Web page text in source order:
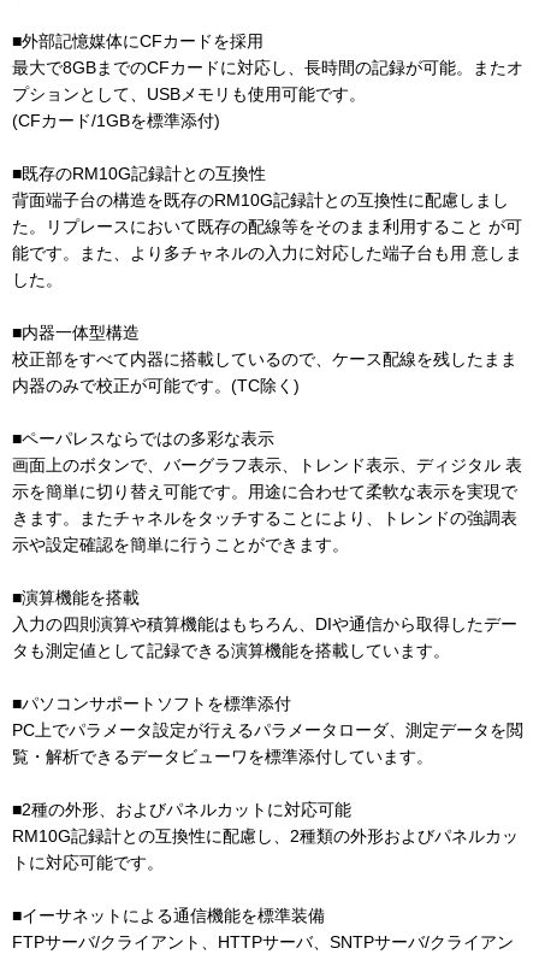
■外部記憶媒体にCFカードを採用
最大で8GBまでのCFカードに対応し、長時間の記録が可能。またオ
プションとして、USBメモリも使用可能です。
(CFカード/1GBを標準添付)
■既存のRM10G記録計との互換性
背面端子台の構造を既存のRM10G記録計との互換性に配慮しまし
た。リプレースにおいて既存の配線等をそのまま利用すること が可
能です。また、より多チャネルの入力に対応した端子台も用 意しま
した。
■内器一体型構造
校正部をすべて内器に搭載しているので、ケース配線を残したまま
内器のみで校正が可能です。(TC除く)
■ペーパレスならではの多彩な表示
画面上のボタンで、バーグラフ表示、トレンド表示、ディジタル 表
示を簡単に切り替え可能です。用途に合わせて柔軟な表示を実現で
きます。またチャネルをタッチすることにより、トレンドの強調表
示や設定確認を簡単に行うことができます。
■演算機能を搭載
入力の四則演算や積算機能はもちろん、DIや通信から取得したデー
タも測定値として記録できる演算機能を搭載しています。
■パソコンサポートソフトを標準添付
PC上でパラメータ設定が行えるパラメータローダ、測定データを閲
覧・解析できるデータビューワを標準添付しています。
■2種の外形、およびパネルカットに対応可能
RM10G記録計との互換性に配慮し、2種類の外形およびパネルカッ
トに対応可能です。
■イーサネットによる通信機能を標準装備
FTPサーバ/クライアント、HTTPサーバ、SNTPサーバ/クライアン